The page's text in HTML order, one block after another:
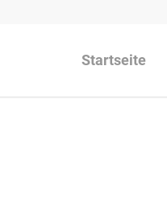
Startseite